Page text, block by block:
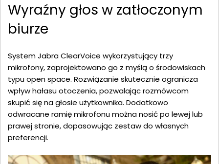
Wyraźny głos w zatłoczonym
biurze
System Jabra ClearVoice wykorzystujący trzy
mikrofony, zaprojektowano go z myślą o środowiskach
typu open space. Rozwiązanie skutecznie ogranicza
wpływ hałasu otoczenia, pozwalając rozmówcom
skupić się na głosie użytkownika. Dodatkowo
odwracane ramię mikrofonu można nosić po lewej lub
prawej stronie, dopasowując zestaw do własnych
preferencji.